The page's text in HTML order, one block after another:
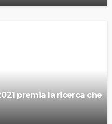
premia la ricerca che